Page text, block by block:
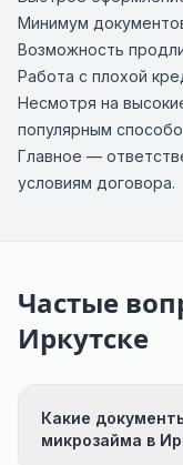
Минимум
Возможность
Работа с плохой
Несмотря на
популярным
Главное —
условиям договора.
Частые
Иркутске
Какие
микрозайма в